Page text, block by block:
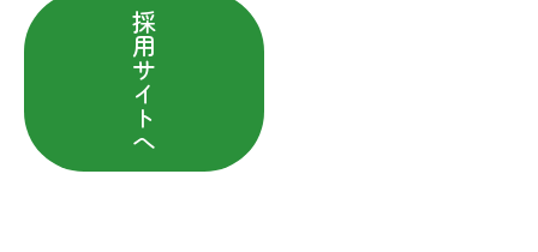
採
用
サ
イ
ト
へ